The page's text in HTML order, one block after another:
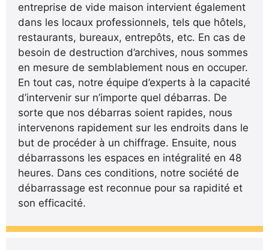
entreprise de vide maison intervient également
dans les locaux professionnels, tels que hôtels,
restaurants, bureaux, entrepôts, etc. En cas de
besoin de destruction d’archives, nous sommes
en mesure de semblablement nous en occuper.
En tout cas, notre équipe d’experts à la capacité
d’intervenir sur n’importe quel débarras. De
sorte que nos débarras soient rapides, nous
intervenons rapidement sur les endroits dans le
but de procéder à un chiffrage. Ensuite, nous
débarrassons les espaces en intégralité en 48
heures. Dans ces conditions, notre société de
débarrassage est reconnue pour sa rapidité et
son efficacité.